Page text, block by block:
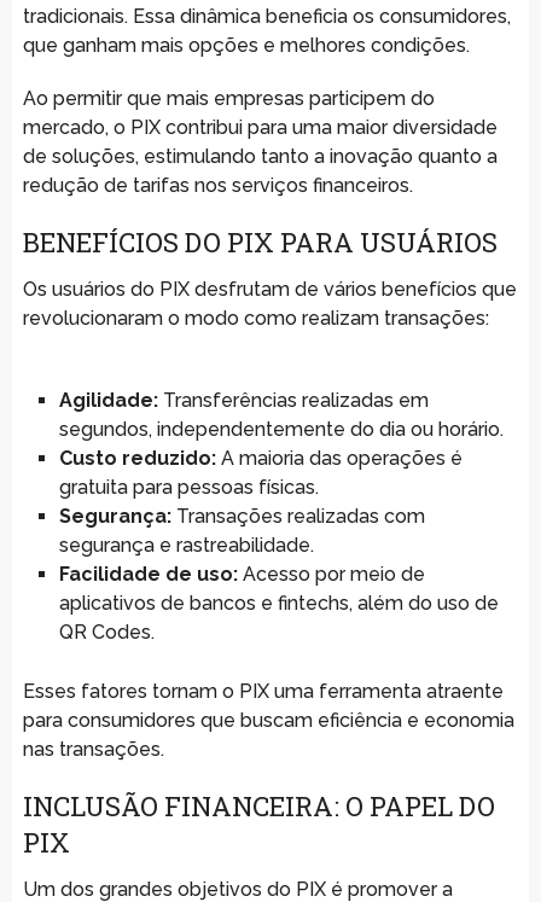
tradicionais. Essa dinâmica beneficia os consumidores,
que ganham mais opções e melhores condições.
Ao permitir que mais empresas participem do
mercado, o PIX contribui para uma maior diversidade
de soluções, estimulando tanto a inovação quanto a
redução de tarifas nos serviços financeiros.
BENEFÍCIOS DO PIX PARA USUÁRIOS
Os usuários do PIX desfrutam de vários benefícios que
revolucionaram o modo como realizam transações:
Agilidade:Transferências realizadas em
segundos, independentemente do dia ou horário.
Custo reduzido:A maioria das operações é
gratuita para pessoas físicas.
Segurança:Transações realizadas com
segurança e rastreabilidade.
Facilidade de uso:Acesso por meio de
aplicativos de bancos e fintechs, além do uso de
QR Codes.
Esses fatores tornam o PIX uma ferramenta atraente
para consumidores que buscam eficiência e economia
nas transações.
INCLUSÃO FINANCEIRA: O PAPEL DO
PIX
Um dos grandes objetivos do PIX é promover a